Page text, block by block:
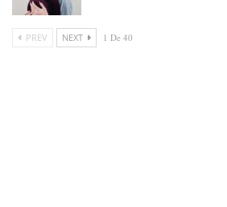
PREV NEXT 1 De 40